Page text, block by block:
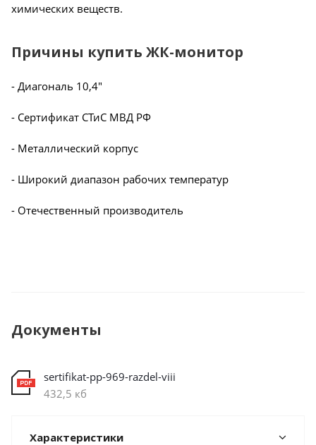
химических веществ.
Причины купить ЖК-монитор
- Диагональ 10,4"
- Сертификат СТиС МВД РФ
- Металлический корпус
- Широкий диапазон рабочих температур
- Отечественный производитель
Документы
sertifikat-pp-969-razdel-viii
432,5 кб
Характеристики